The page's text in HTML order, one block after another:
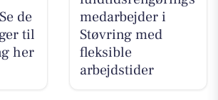
de
til
her
medarbejder i
Støvring med
fleksible
arbejdstider